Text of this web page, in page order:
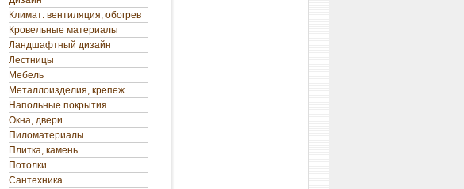
Климат: вентиляция, обогрев
Кровельные материалы
Ландшафтный дизайн
Лестницы
Мебель
Металлоизделия, крепеж
Напольные покрытия
Окна, двери
Пиломатериалы
Плитка, камень
Потолки
Сантехника